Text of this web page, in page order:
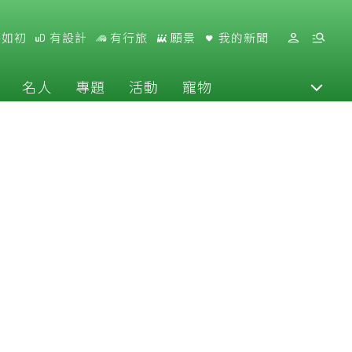
初 有設計 有行旅 願景 我的新聞
名人 專題 活動 寵物